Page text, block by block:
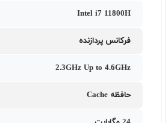
Intel i7 11800H
فرکانس پردازنده
2.3GHz Up to 4.6GHz
حافظه Cache